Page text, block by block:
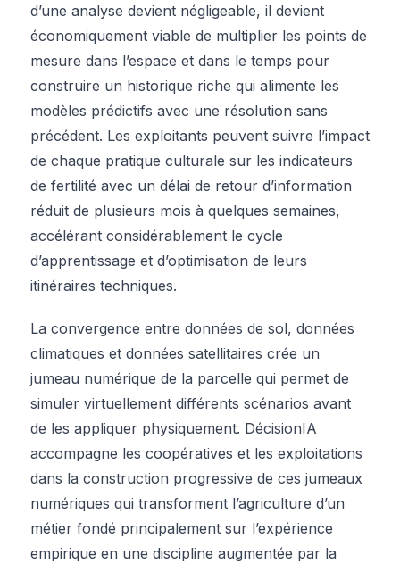
d’une analyse devient négligeable, il devient
économiquement viable de multiplier les points de
mesure dans l’espace et dans le temps pour
construire un historique riche qui alimente les
modèles prédictifs avec une résolution sans
précédent. Les exploitants peuvent suivre l’impact
de chaque pratique culturale sur les indicateurs
de fertilité avec un délai de retour d’information
réduit de plusieurs mois à quelques semaines,
accélérant considérablement le cycle
d’apprentissage et d’optimisation de leurs
itinéraires techniques.
La convergence entre données de sol, données
climatiques et données satellitaires crée un
jumeau numérique de la parcelle qui permet de
simuler virtuellement différents scénarios avant
de les appliquer physiquement. DécisionIA
accompagne les coopératives et les exploitations
dans la construction progressive de ces jumeaux
numériques qui transforment l’agriculture d’un
métier fondé principalement sur l’expérience
empirique en une discipline augmentée par la